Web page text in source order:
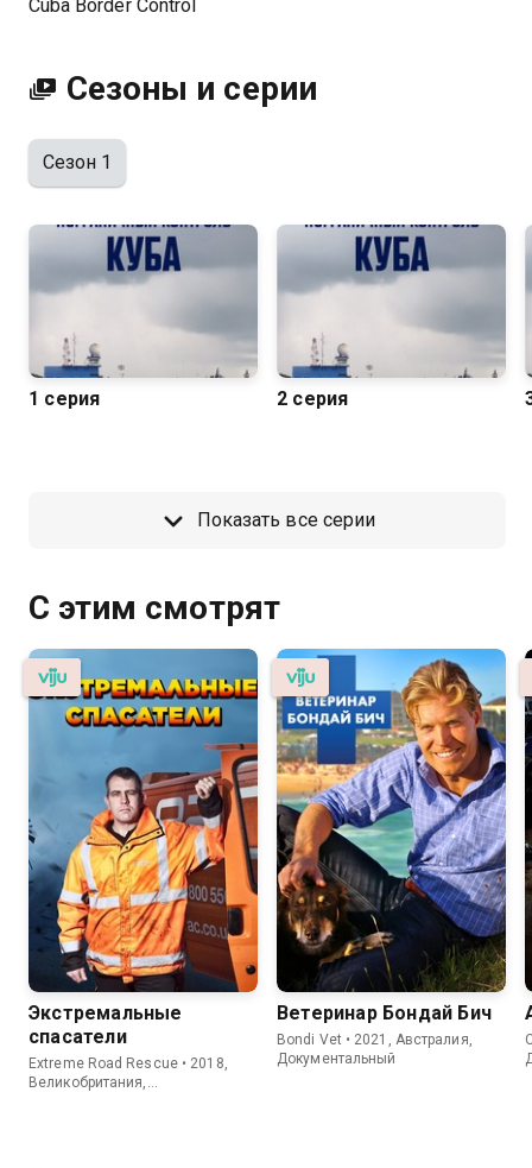
Cuba Border Control
Сезоны и серии
Сезон 1
1 серия 2 серия
Показать все серии
С этим смотрят
Экстремальные
спасатели
Extreme Road Rescue • 2018,
Великобритания,
Ветеринар Бондай Бич
Bondi Vet • 2021, Австралия,
Документальный